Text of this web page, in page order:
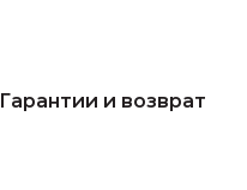
Гарантии и возврат